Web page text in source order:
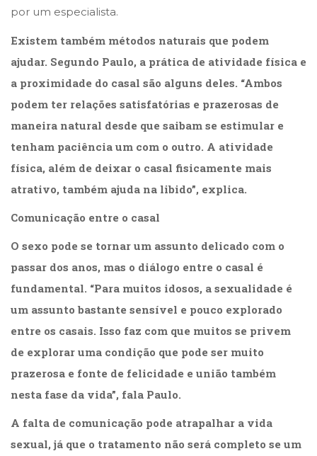
por um especialista.
Existem também métodos naturais que podem
ajudar. Segundo Paulo, a prática de atividade física e
a proximidade do casal são alguns deles. “Ambos
podem ter relações satisfatórias e prazerosas de
maneira natural desde que saibam se estimular e
tenham paciência um com o outro. A atividade
física, além de deixar o casal fisicamente mais
atrativo, também ajuda na libido”, explica.
Comunicação entre o casal
O sexo pode se tornar um assunto delicado com o
passar dos anos, mas o diálogo entre o casal é
fundamental. “Para muitos idosos, a sexualidade é
um assunto bastante sensível e pouco explorado
entre os casais. Isso faz com que muitos se privem
de explorar uma condição que pode ser muito
prazerosa e fonte de felicidade e união também
nesta fase da vida”, fala Paulo.
A falta de comunicação pode atrapalhar a vida
sexual, já que o tratamento não será completo se um